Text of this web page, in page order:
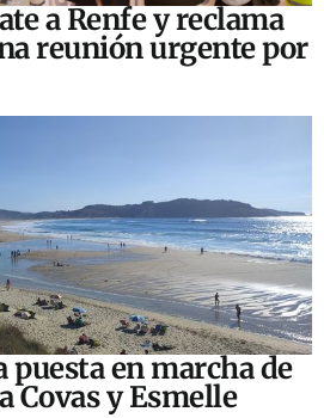
a Renfe y reclama
reunión urgente por
puesta en marcha de
Covas y Esmelle